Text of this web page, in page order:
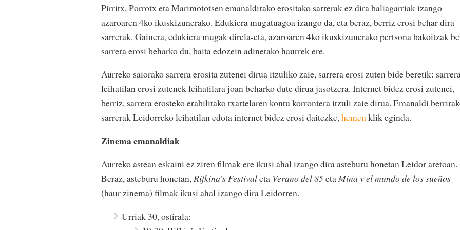
Pirritx, Porrotx eta Marimototsen emanaldirako erositako sarrerak ez dira baliagarriak izango
azaroaren 4ko ikuskizunerako. Edukiera mugatuagoa izango da, eta beraz, berriz erosi behar dira
sarrerak. Gainera, edukiera mugak direla-eta, azaroaren 4ko ikuskizunerako pertsona bakoitzak
sarrera erosi beharko du, baita edozein adinetako haurrek ere.
Aurreko saiorako sarrera erosita zutenei dirua itzuliko zaie, sarrera erosi zuten bide beretik:
leihatilan erosi zutenek leihatilara joan beharko dute dirua jasotzera. Internet bidez erosi zutenei,
berriz, sarrera erosteko erabilitako txartelaren kontu korrontera itzuli zaie dirua. Emanaldi
sarrerak Leidorreko leihatilan edota internet bidez erosi daitezke,hemenklik eginda.
Zinema emanaldiak
Aurreko astean eskaini ez ziren filmak ere ikusi ahal izango dira asteburu honetan Leidor aretoan.
Beraz, asteburu honetan,Rifkina’s Festivaleta Verano del 85etaMina y el mundo de los sueños
(haur zinema) filmak ikusi ahal izango dira Leidorren.
Urriak 30, ostirala: